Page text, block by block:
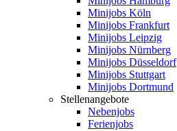
Minijobs Köln
Minijobs Frankfurt
Minijobs Leipzig
Minijobs Nürnberg
Minijobs Düsseldorf
Minijobs Stuttgart
Minijobs Dortmund
Stellenangebote
Nebenjobs
Ferienjobs